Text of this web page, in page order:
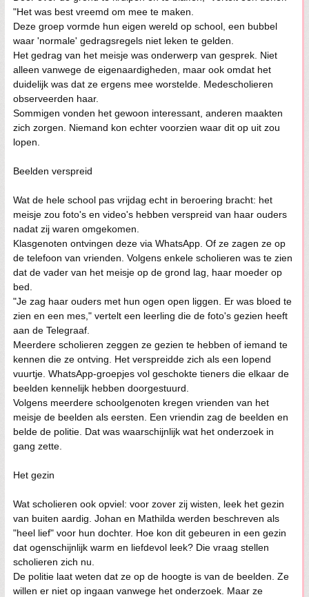
"Het was best vreemd om mee te maken.
Deze groep vormde hun eigen wereld op school, een bubbel
waar 'normale' gedragsregels niet leken te gelden.
Het gedrag van het meisje was onderwerp van gesprek. Niet
alleen vanwege de eigenaardigheden, maar ook omdat het
duidelijk was dat ze ergens mee worstelde. Medescholieren
observeerden haar.
Sommigen vonden het gewoon interessant, anderen maakten
zich zorgen. Niemand kon echter voorzien waar dit op uit zou
lopen.
Beelden verspreid
Wat de hele school pas vrijdag echt in beroering bracht: het
meisje zou foto's en video's hebben verspreid van haar ouders
nadat zij waren omgekomen.
Klasgenoten ontvingen deze via WhatsApp. Of ze zagen ze op
de telefoon van vrienden. Volgens enkele scholieren was te zien
dat de vader van het meisje op de grond lag, haar moeder op
bed.
"Je zag haar ouders met hun ogen open liggen. Er was bloed te
zien en een mes," vertelt een leerling die de foto's gezien heeft
aan de Telegraaf.
Meerdere scholieren zeggen ze gezien te hebben of iemand te
kennen die ze ontving. Het verspreidde zich als een lopend
vuurtje. WhatsApp-groepjes vol geschokte tieners die elkaar de
beelden kennelijk hebben doorgestuurd.
Volgens meerdere schoolgenoten kregen vrienden van het
meisje de beelden als eersten. Een vriendin zag de beelden en
belde de politie. Dat was waarschijnlijk wat het onderzoek in
gang zette.
Het gezin
Wat scholieren ook opviel: voor zover zij wisten, leek het gezin
van buiten aardig. Johan en Mathilda werden beschreven als
"heel lief" voor hun dochter. Hoe kon dit gebeuren in een gezin
dat ogenschijnlijk warm en liefdevol leek? Die vraag stellen
scholieren zich nu.
De politie laat weten dat ze op de hoogte is van de beelden. Ze
willen er niet op ingaan vanwege het onderzoek. Maar ze